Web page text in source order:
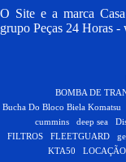
O Site e a marca
grupo Peças 24 Horas -
BOMBA DE
Bucha Do Bloco Biela Komatsu
cummins
deep sea
FILTROS
FLEETGUARD
KTA50
LOCAÇÃO